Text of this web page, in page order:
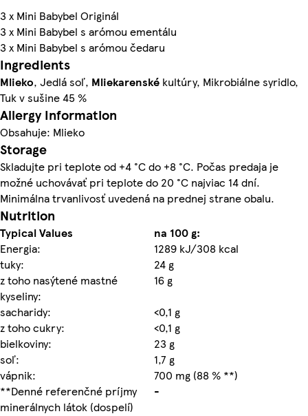
3 x Mini Babybel Originál
3 x Mini Babybel s arómou ementálu
3 x Mini Babybel s arómou čedaru
Ingredients
Mlieko, Jedlá soľ, Mliekarenské kultúry, Mikrobiálne syridlo,
Tuk v sušine 45 %
Allergy Information
Obsahuje: Mlieko
Storage
Skladujte pri teplote od +4 °C do +8 °C. Počas predaja je
možné uchovávať pri teplote do 20 °C najviac 14 dní.
Minimálna trvanlivosť uvedená na prednej strane obalu.
Nutrition
Typical Values
na 100 g:
Energia:
1289 kJ/308 kcal
tuky:
24 g
z toho nasýtené mastné
kyseliny:
16 g
sacharidy:
<0,1 g
z toho cukry:
<0,1 g
bielkoviny:
23 g
soľ:
1,7 g
vápnik:
700 mg (88 % **)
**Denné referenčné príjmy
minerálnych látok (dospelí)
-